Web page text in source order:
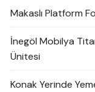
Makaslı Platform
İnegöl Mobilya
Ünitesi
Konak Yerinde